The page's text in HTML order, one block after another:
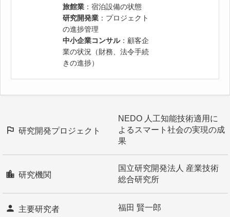
旅館業 ：宿泊設備の状態
研究開発業 ：プロジェクト
の進捗管理
中小企業コンサル：顧客企
業の状況（財務、法令手続
きの進捗）
研究開発プロジェクト
NEDO 人工知能技術適用に
よるスマート社会の実現の成
果
研究機関
国立研究開発法人 産業技術
総合研究所
主要研究者 福田 賢一郎